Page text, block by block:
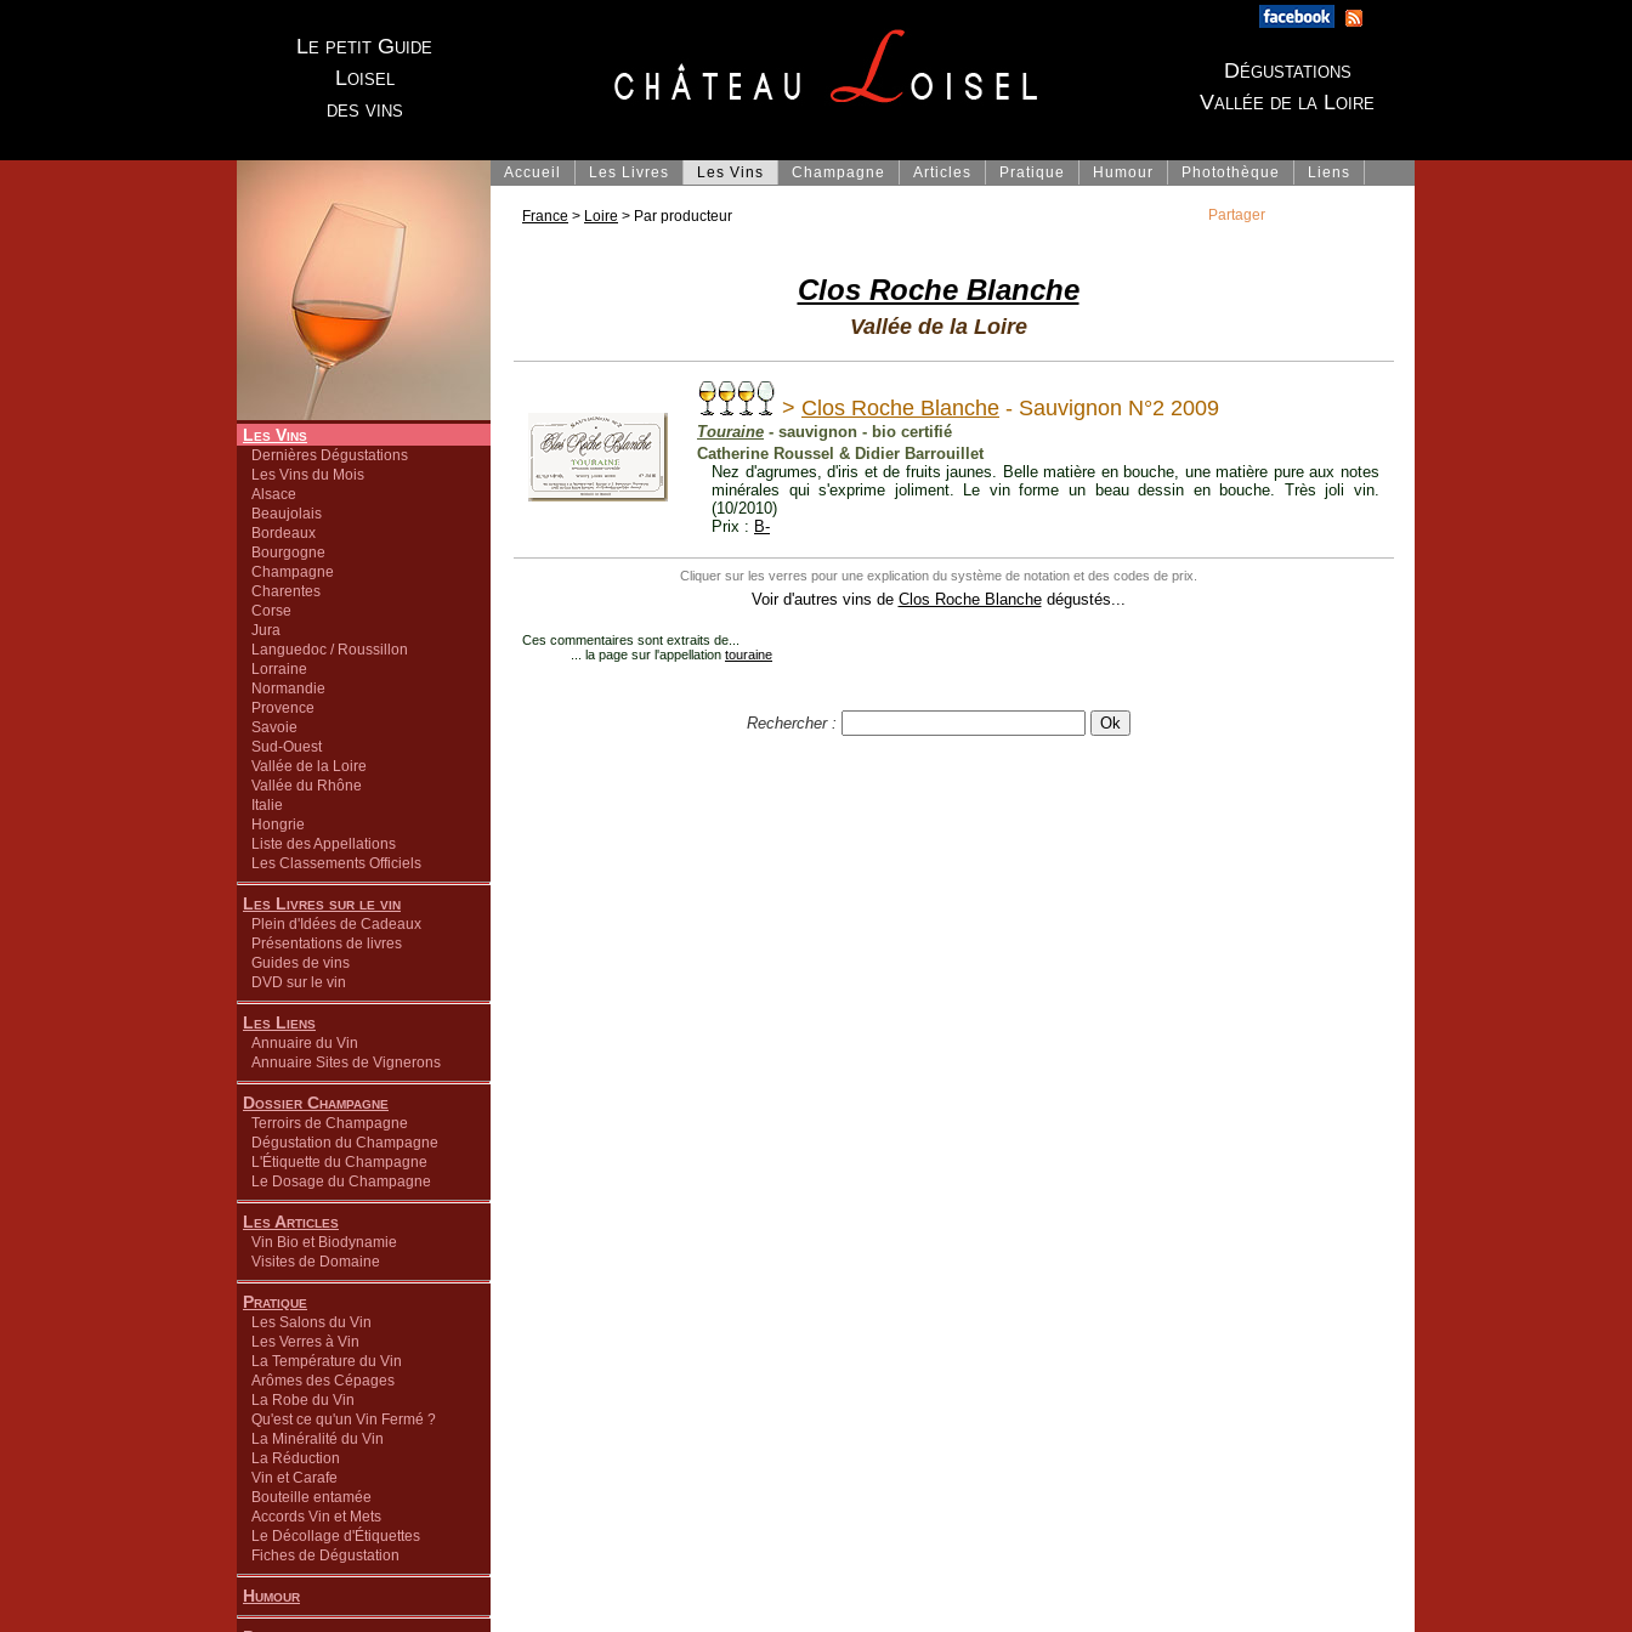
Le petit Guide
Loisel
des vins
Dégustations
Vallée de la Loire
Les Vins
Dernières Dégustations
Les Vins du Mois
Alsace
Beaujolais
Bordeaux
Bourgogne
Champagne
Charentes
Corse
Jura
Languedoc / Roussillon
Lorraine
Normandie
Provence
Savoie
Sud-Ouest
Vallée de la Loire
Vallée du Rhône
Italie
Hongrie
Liste des Appellations
Les Classements Officiels
Les Livres sur le vin
Plein d'Idées de Cadeaux
Présentations de livres
Guides de vins
DVD sur le vin
Les Liens
Annuaire du Vin
Annuaire Sites de Vignerons
Dossier Champagne
Terroirs de Champagne
Dégustation du Champagne
L'Étiquette du Champagne
Le Dosage du Champagne
Les Articles
Vin Bio et Biodynamie
Visites de Domaine
Pratique
Les Salons du Vin
Les Verres à Vin
La Température du Vin
Arômes des Cépages
La Robe du Vin
Qu'est ce qu'un Vin Fermé ?
La Minéralité du Vin
La Réduction
Vin et Carafe
Bouteille entamée
Accords Vin et Mets
Le Décollage d'Étiquettes
Fiches de Dégustation
Humour
Accueil Les Livres Les Vins Champagne Articles Pratique Humour Photothèque Liens
France > Loire > Par producteur
Clos Roche Blanche
Vallée de la Loire
> Clos Roche Blanche - Sauvignon N°2 2009
Touraine - sauvignon - bio certifié
Catherine Roussel & Didier Barrouillet
Nez d'agrumes, d'iris et de fruits jaunes. Belle matière en bouche, une matière pure aux notes
minérales qui s'exprime joliment. Le vin forme un beau dessin en bouche. Très joli vin.
(10/2010)
Prix : B-
Cliquer sur les verres pour une explication du système de notation et des codes de prix.
Voir d'autres vins de Clos Roche Blanchedégustés...
Ces commentaires sont extraits de...
... la page sur l'appellation touraine
Rechercher :
Partager